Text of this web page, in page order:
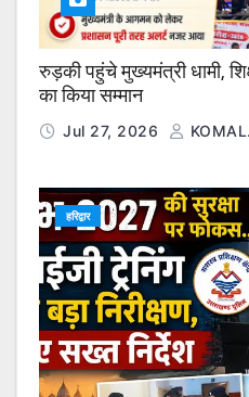
रुड़की पहुंचे मुख्यमंत्री धामी,
का किया सम्मान
Jul 27, 2026
हरिद्वार